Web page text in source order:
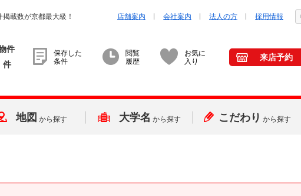
載数が京都最大級！ 店舗案内 会社案内 法人の方 採用情報
件
件
保存した
条件
閲覧
履歴
お気に
入り
来店予約
地図 から探す 大学名 から探す こだわり から探す